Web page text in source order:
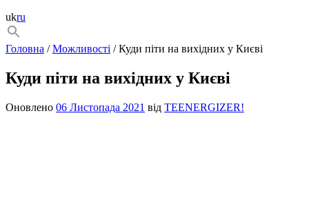
ukru
Головна /Можливості / Куди піти на вихідних у Києві
Куди піти на вихідних у Києві
Оновлено 06 Листопада 2021 від TEENERGIZER!